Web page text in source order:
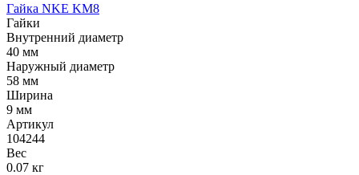
Гайка NKE KM8
Гайки
Внутренний диаметр
40 мм
Наружный диаметр
58 мм
Ширина
9 мм
Артикул
104244
Вес
0.07 кг